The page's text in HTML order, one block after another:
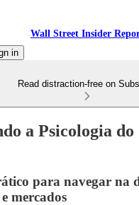
Wall Street Insider
in
Read distraction-free on
a Psicologia
para navegar na
mercados